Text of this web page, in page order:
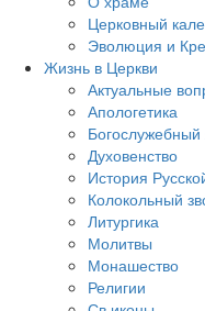
Церковный
Эволюция и
Жизнь в Церкви
Актуальные
Апологетика
Богослужебный
Духовенство
История
Колокольный
Литургика
Молитвы
Монашество
Религии